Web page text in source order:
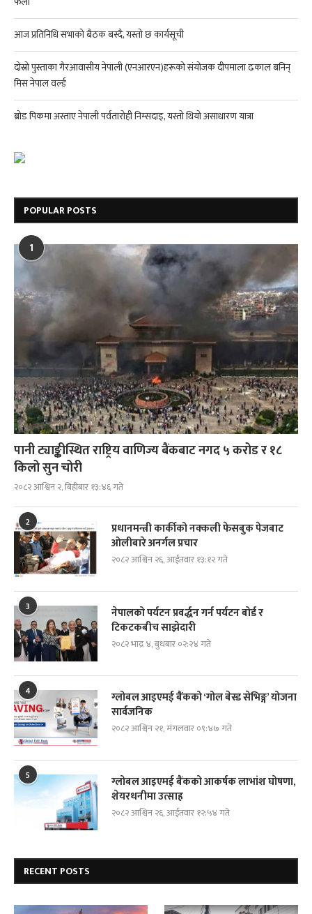
आज प्रतिनिधि सभाको बैठक बस्दै, यस्तो छ कार्यसूची
दोस्रो पुस्ताका गैरआवासीय नेपाली (एनआरएन)हरूको संयोजक दीपमाला ढकाल बनिन्
मिस नेपाल वर्ल्ड
ब्रोड पिकमा अस्ताए नेपाली पर्वतारोही निम्सदाइ, यस्तो थियो असाधारण यात्रा
POPULAR POSTS
1
पानी ट्याङ्कीस्थित राष्ट्रिय वाणिज्य बैंकबाट नगद ५ करोड र १८
किलो सुन चोरी
२०८२ आश्विन २, बिहीबार १३:४६ गते
2
प्रधानमन्त्री कार्कीको नक्कली फेसबुक पेजबाट
ओलीबारे अनर्गल प्रचार
२०८२ आश्विन २६, आईतवार १३:१२ गते
3
नेपालको पर्यटन प्रवर्द्धन गर्न पर्यटन बोर्ड र
टिकटकबीच साझेदारी
२०८२ भाद्र ४, बुधबार ०२:२४ गते
4
ग्लोबल आइएमई बैंकको ‘गोल बेस्ड सेभिङ्ग’ योजना
सार्वजनिक
२०८२ आश्विन २१, मंगलवार ०९:४७ गते
5
ग्लोबल आइएमई बैंकको आकर्षक लाभांश घोषणा,
शेयरधनीमा उत्साह
२०८२ आश्विन २६, आईतवार १२:५४ गते
RECENT POSTS